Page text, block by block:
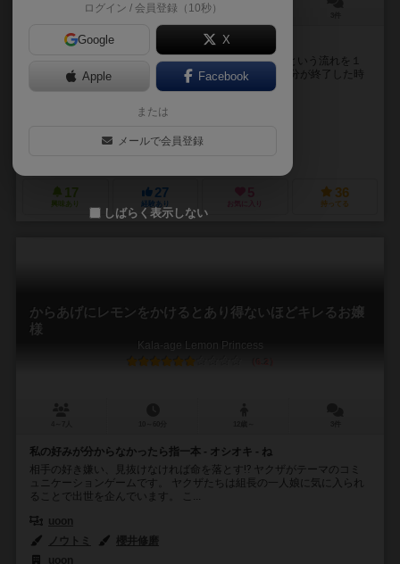
1～30分
その箸で、誰よりも早く鍋を取り分けろ――！
鍋の中の具材を箸で取り出す→お客さんに提供する、という流れを１
分間ひたすら繰り返すアクションゲーム。 制限時間１分が終了した時
点で得点が一番多い人の勝利。 参加者全員が一...
17
興味あり
27
経験あり お気に入り
36
持ってる
からあげにレモンをかけるとあり得ないほどキレるお嬢
様
Kala-age Lemon Princess
私の好みが分からなかったら指一本 - オシオキ - ね
相手の好き嫌い、見抜けなければ命を落とす⁉ ヤクザがテーマのコミ
ュニケーションゲームです。 ヤクザたちは組長の一人娘に気に入られ
ることで出世を企んでいます。 こ...
uoon
ノウトミ
櫻井修磨
uoon
ログイン / 会員登録（10秒）
Google X
Apple Facebook
または
メールで会員登録
しばらく表示しない